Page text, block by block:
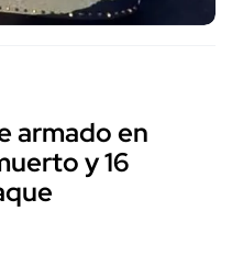
armado en
y 16